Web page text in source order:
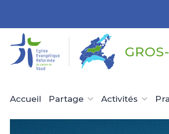
Accueil Partage Activités